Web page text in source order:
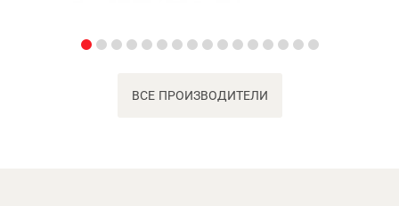
ВСЕ ПРОИЗВОДИТЕЛИ